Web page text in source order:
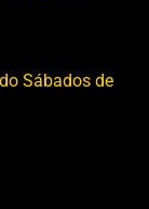
Sábados de